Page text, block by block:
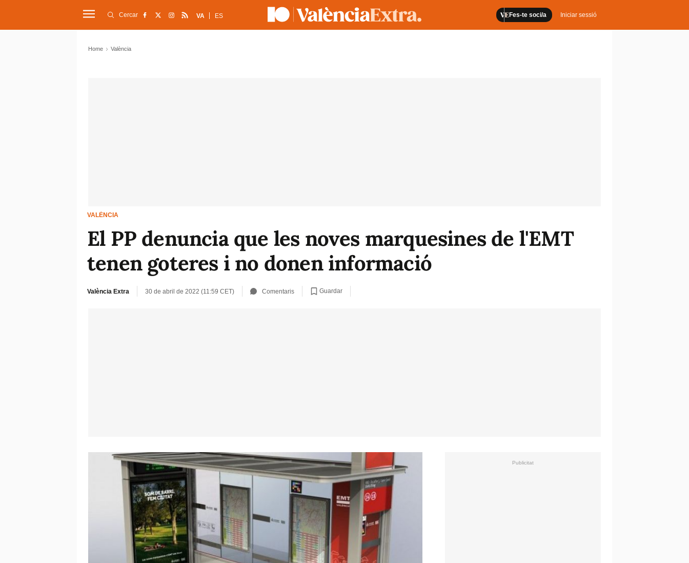
Fes-te soci/a Iniciar sessió
Cercar VA ES
Home València
VALÈNCIA
El PP denuncia que les noves marquesines de l'EMT
tenen goteres i no donen informació
València Extra 30 de abril de 2022 (11:59 CET) Comentaris Guardar